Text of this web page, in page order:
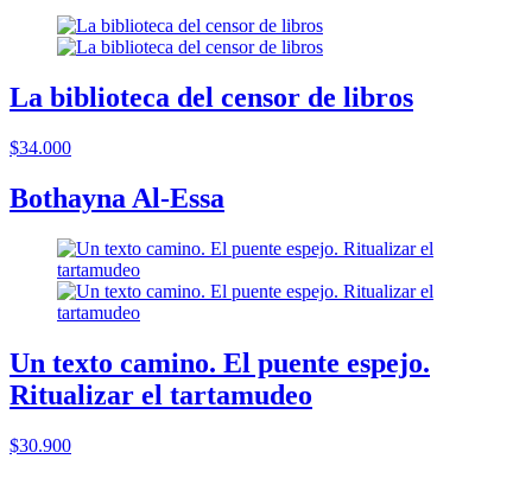
La biblioteca del censor de libros
$34.000
Bothayna Al-Essa
Un texto camino. El puente espejo.
Ritualizar el tartamudeo
$30.900